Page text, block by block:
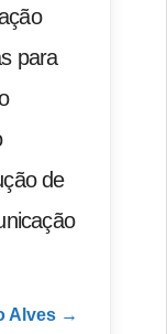
para
de
Alves →